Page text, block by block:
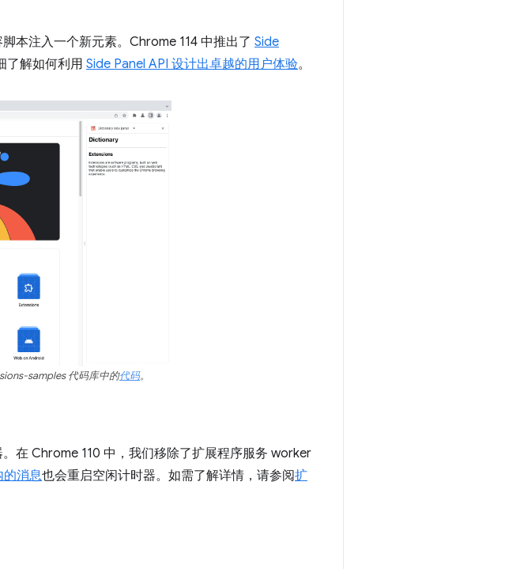
本注入一个新元素。Chrome 114 中推出了 Side
了解如何利用 Side Panel API 设计出卓越的用户体验。
samples 代码库中的代码。
在 Chrome 110 中，我们移除了扩展程序服务 worker
的消息也会重启空闲计时器。如需了解详情，请参阅扩